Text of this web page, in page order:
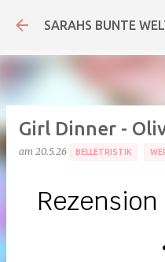
Direkt
SARAHS BUNTE
Girl Dinner -
am 20.5.26 BELLETRISTIK